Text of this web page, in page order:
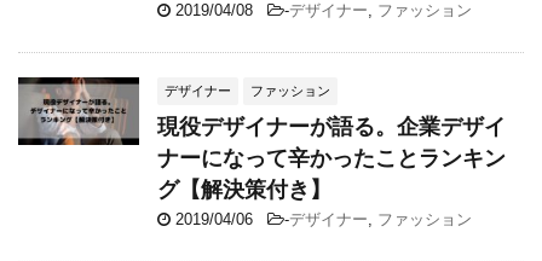
2019/04/08 -デザイナー, ファッション
デザイナー ファッション
現役デザイナーが語る。企業デザイ
ナーになって辛かったことランキン
グ【解決策付き】
2019/04/06 -デザイナー, ファッション